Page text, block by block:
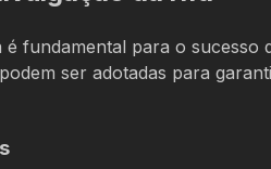
fundamental para o
ser adotadas para